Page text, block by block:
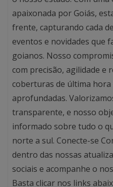
apaixonada por Goiás,
frente, capturando cada
eventos e novidades que
goianos. Nosso
com precisão, agilidade e
coberturas de última
aprofundadas.
transparente, e nosso
informado sobre tudo o
norte a sul. Conecte-se
dentro das nossas
sociais e acompanhe o
Basta clicar nos links